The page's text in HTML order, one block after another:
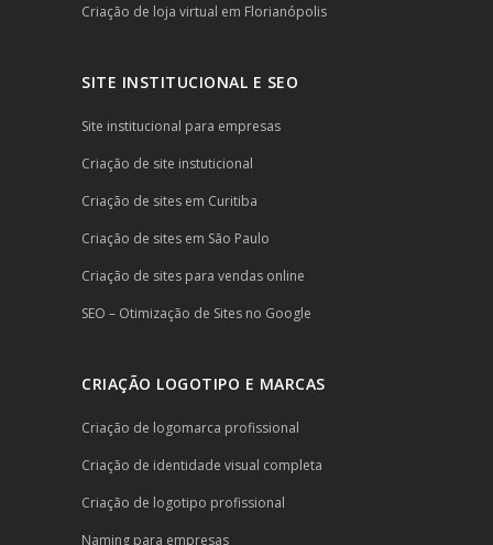
Criação de loja virtual em Florianópolis
SITE INSTITUCIONAL E SEO
Site institucional para empresas
Criação de site instuticional
Criação de sites em Curitiba
Criação de sites em São Paulo
Criação de sites para vendas online
SEO – Otimização de Sites no Google
CRIAÇÃO LOGOTIPO E MARCAS
Criação de logomarca profissional
Criação de identidade visual completa
Criação de logotipo profissional
Naming para empresas